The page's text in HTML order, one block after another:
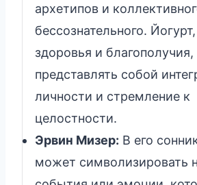
архетипов и
бессознательного.
здоровья и
представлять собой
личности и стремление к
целостности.
Эрвин Мизер: В его
может символизировать